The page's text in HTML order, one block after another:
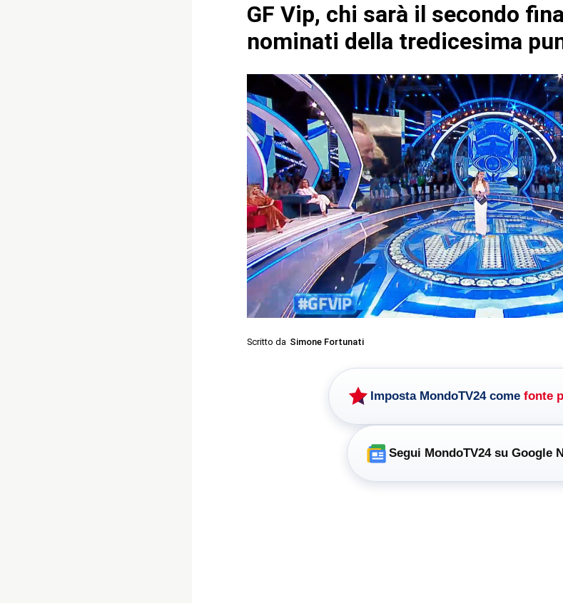
GF Vip, chi sarà il secondo
nominati della tredicesima
Scritto da Simone Fortunati
Imposta MondoTV24 come fonte
Segui MondoTV24 su Google